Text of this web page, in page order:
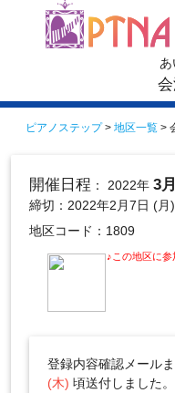
ピアノステップ> 地区一覧 >
開催日程 ： 2022年 3
締切：2022年2月7日 (月)
地区コード：1809
♪この地区に
登録内容確認メール
(木) 頃送付しました。